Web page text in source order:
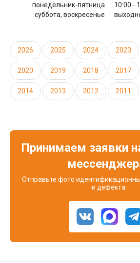
понедельник-пятница
10:00 -
суббота, воскресенье
2026 2025 2024 2023
2020 2019 2018 2017
2014 2013 2012 2011
Принимаем заявки
Отправьте фото
и дефекта.